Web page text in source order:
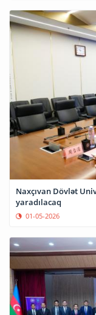
Naxçıvan Dövlət
yaradılacaq
01-05-2026